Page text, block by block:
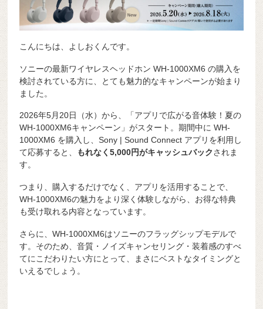
こんにちは、よしおくんです。
ソニーの最新ワイヤレスヘッドホン WH-1000XM6 の購入を
検討されている方に、とても魅力的なキャンペーンが始まり
ました。
2026年5月20日（水）から、「アプリで広がる音体験！夏の
WH-1000XM6キャンペーン」がスタート。期間中に WH-
1000XM6 を購入し、Sony | Sound Connect アプリを利用し
て応募すると、 もれなく5,000円がキャッシュバックされま
す。
つまり、購入するだけでなく、アプリを活用することで、
WH-1000XM6の魅力をより深く体験しながら、お得な特典
も受け取れる内容となっています。
さらに、WH-1000XM6はソニーのフラッグシップモデルで
す。そのため、音質・ノイズキャンセリング・装着感のすべ
てにこだわりたい方にとって、まさにベストなタイミングと
いえるでしょう。